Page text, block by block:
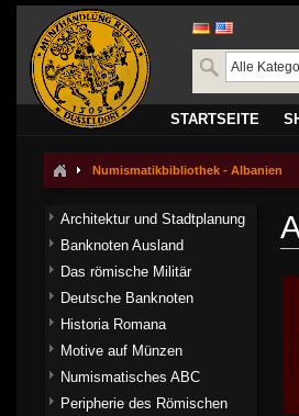
STARTSEITE
Numismatikbibliothek - Albanien
Architektur und Stadtplanung
Banknoten Ausland
Das römische Militär
Deutsche Banknoten
Historia Romana
Motive auf Münzen
Numismatisches ABC
Peripherie des Römischen